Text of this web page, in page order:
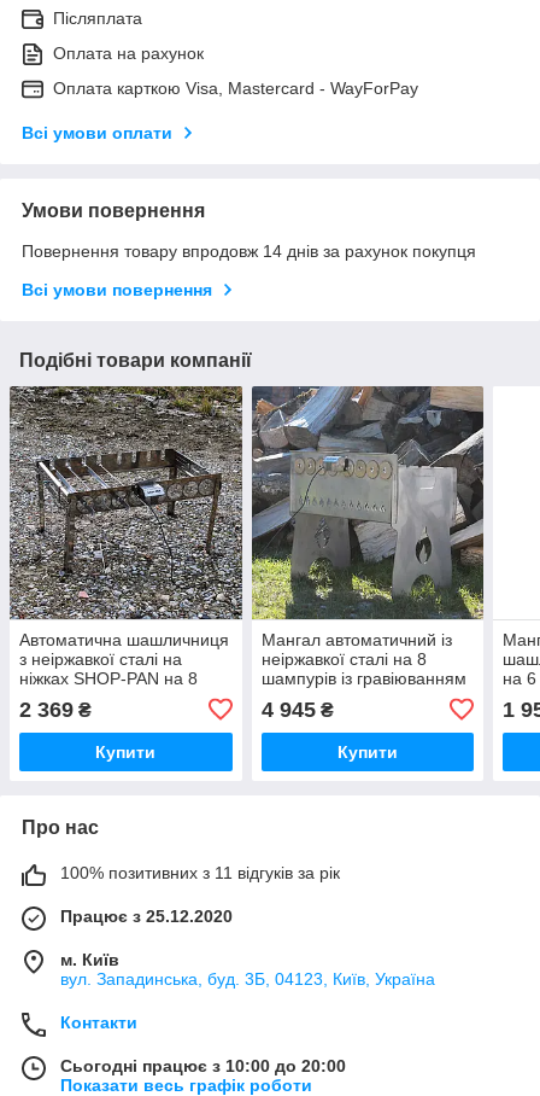
Післяплата
Оплата на рахунок
Оплата карткою Visa, Mastercard - WayForPay
Всі умови оплати
Умови повернення
Повернення товару впродовж 14 днів за рахунок покупця
Всі умови повернення
Подібні товари компанії
Автоматична шашличниця
з неіржавкої сталі на
ніжках SHOP-PAN на 8
2 369 ₴
Купити
Мангал автоматичний із
неіржавкої сталі на 8
шампурів із гравіюванням
4 945₴
Купити
на
1
Про нас
100% позитивних з 11 відгуків за рік
Працює з 25.12.2020
м. Київ
вул. Западинська, буд. 3Б, 04123, Київ, Україна
Контакти
Сьогодні працює з 10:00 до 20:00
Показати весь графік роботи